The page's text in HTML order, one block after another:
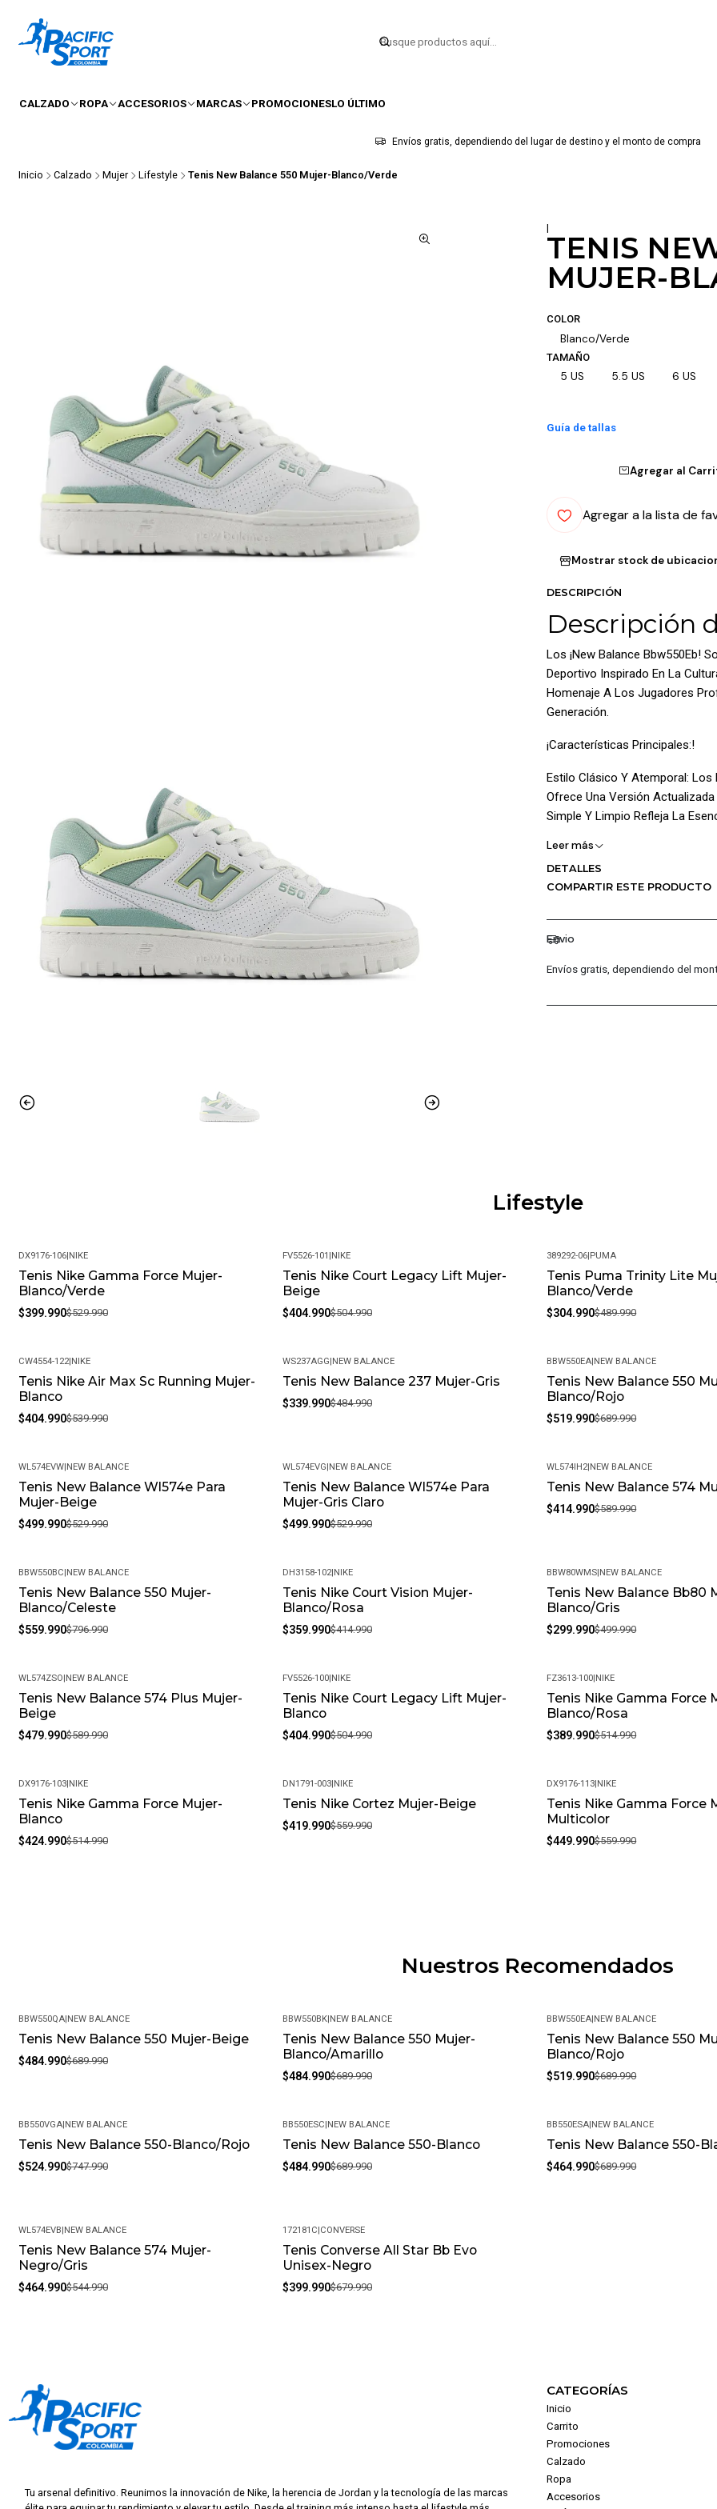
CALZADO ROPA ACCESORIOS MARCAS PROMOCIONESLO ÚLTIMO
Envíos gratis, dependiendo del lugar de destino y el monto de compra
Inicio Calzado Mujer Lifestyle Tenis New Balance 550 Mujer-Blanco/Verde
|
TENIS
MUJER-
COLOR
Blanco/Verde
TAMAÑO
5 US 5.5 US 6 US
Guía de tallas
Agregar al
Agregar a la lista de
Mostrar stock de
DESCRIPCIÓN
Descripción
Los ¡New Balance Bbw550Eb!
Deportivo Inspirado En La
Homenaje A Los Jugadores
Generación.
¡Características Principales:!
Estilo Clásico Y Atemporal: Los
Ofrece Una Versión
Simple Y Limpio Refleja La
Construcción Duradera: La
Calidad, Lo Que Garantiza
Tiempo. La Combinación De
Amortiguación En Eva: La
Adecuados Para Un Uso
Composición Equilibrada: Los
Suela: 100% Caucho
Origen: Vietnam
Los ¡New Balance Bbw550Eb!
Moderno.
Leer más
DETALLES
COMPARTIR ESTE PRODUCTO
Envio
Envíos gratis, dependiendo del
Lifestyle
-25%
DX9176-106|NIKE
Tenis Nike Gamma Force Mujer-
Blanco/Verde
$399.990$529.990
-20%
FV5526-101 |NIKE
Tenis Nike Court Legacy Lift Mujer-
Beige
$404.990$504.990
-38%
389292-06|PUMA
Tenis Puma Trinity Lite
Blanco/Verde
$304.990$489.990
-25%
CW4554-122|NIKE
Tenis Nike Air Max Sc Running Mujer-
Blanco
$404.990$539.990
-30%
WS237AGG|NEW BALANCE
Tenis New Balance 237 Mujer-Gris
$339.990$484.990
-25%
BBW550EA|NEW BALANCE
Tenis New Balance 550
Blanco/Rojo
$519.990$689.990
-6%
WL574EVW|NEW BALANCE
Tenis New Balance Wl574e Para
Mujer-Beige
$499.990$529.990
-6%
WL574EVG|NEW BALANCE
Tenis New Balance Wl574e Para
Mujer-Gris Claro
$499.990$529.990
-30%
WL574IH2|NEW BALANCE
Tenis New Balance 574
$414.990$589.990
-30%
BBW550BC|NEW BALANCE
Tenis New Balance 550 Mujer-
Blanco/Celeste
$559.990$796.990
-13%
DH3158-102|NIKE
Tenis Nike Court Vision Mujer-
Blanco/Rosa
$359.990$414.990
-40%
BBW80WMS|NEW BALANCE
Tenis New Balance Bb80
Blanco/Gris
$299.990$499.990
-19%
WL574ZSO|NEW BALANCE
Tenis New Balance 574 Plus Mujer-
Beige
$479.990$589.990
-20%
FV5526-100|NIKE
Tenis Nike Court Legacy Lift Mujer-
Blanco
$404.990$504.990
-24%
FZ3613-100|NIKE
Tenis Nike Gamma Force
Blanco/Rosa
$389.990$514.990
-17%
DX9176-103|NIKE
Tenis Nike Gamma Force Mujer-
Blanco
$424.990$514.990
-25%
DN1791-003|NIKE
Tenis Nike Cortez Mujer-Beige
$419.990$559.990
-20%
DX9176-113|NIKE
Tenis Nike Gamma Force
Multicolor
$449.990$559.990
Nuestros Recomendados
-30%
BBW550QA|NEW BALANCE
Tenis New Balance 550 Mujer-Beige
$484.990$689.990
-30%
BBW550BK|NEW BALANCE
Tenis New Balance 550 Mujer-
Blanco/Amarillo
$484.990$689.990
-25%
BBW550EA|NEW BALANCE
Tenis New Balance 550
Blanco/Rojo
$519.990$689.990
-30%
BB550VGA|NEW BALANCE
Tenis New Balance 550-Blanco/Rojo
$524.990$747.990
-30%
BB550ESC|NEW BALANCE
Tenis New Balance 550-Blanco
$484.990$689.990
-33%
BB550ESA|NEW BALANCE
Tenis New Balance 550-
$464.990$689.990
-15%
WL574EVB|NEW BALANCE
Tenis New Balance 574 Mujer-
Negro/Gris
$464.990$544.990
-41%
172181C|CONVERSE
Tenis Converse All Star Bb Evo
Unisex-Negro
$399.990$679.990
Tu arsenal definitivo. Reunimos la innovación de Nike, la herencia de Jordan y la tecnología de las marcas
CATEGORÍAS
Inicio
Carrito
Promociones
Calzado
Ropa
Accesorios